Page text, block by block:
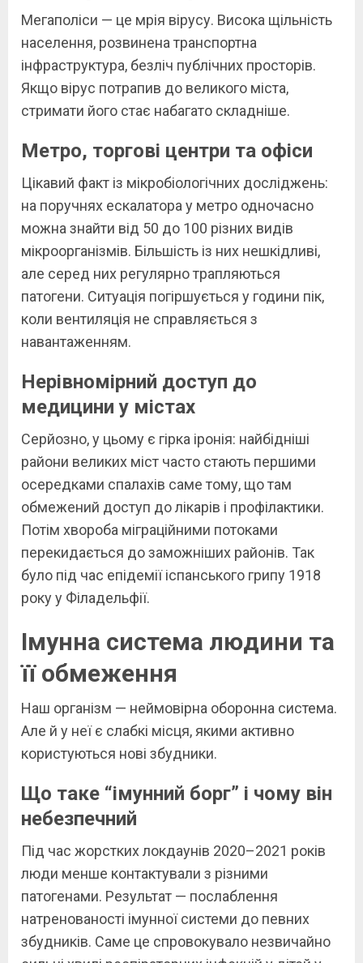
Мегаполіси — це мрія вірусу. Висока щільність
населення, розвинена транспортна
інфраструктура, безліч публічних просторів.
Якщо вірус потрапив до великого міста,
стримати його стає набагато складніше.
Метро, торгові центри та офіси
Цікавий факт із мікробіологічних досліджень:
на поручнях ескалатора у метро одночасно
можна знайти від 50 до 100 різних видів
мікроорганізмів. Більшість із них нешкідливі,
але серед них регулярно трапляються
патогени. Ситуація погіршується у години пік,
коли вентиляція не справляється з
навантаженням.
Нерівномірний доступ до
медицини у містах
Серйозно, у цьому є гірка іронія: найбідніші
райони великих міст часто стають першими
осередками спалахів саме тому, що там
обмежений доступ до лікарів і профілактики.
Потім хвороба міграційними потоками
перекидається до заможніших районів. Так
було під час епідемії іспанського грипу 1918
року у Філадельфії.
Імунна система людини та
її обмеження
Наш організм — неймовірна оборонна система.
Але й у неї є слабкі місця, якими активно
користуються нові збудники.
Що таке “імунний борг” і чому він
небезпечний
Під час жорстких локдаунів 2020–2021 років
люди менше контактували з різними
патогенами. Результат — послаблення
натренованості імунної системи до певних
збудників. Саме це спровокувало незвичайно